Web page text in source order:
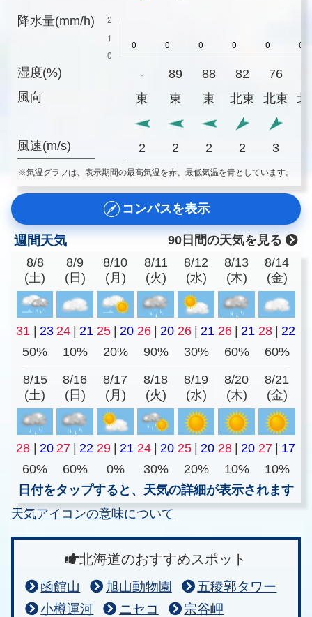
降水量(mm/h)
湿度(%)
風向
風速(m/s)
- 89 88 82 76
東
東 東 北東 北東 北
2 2 2 2 3
※気温グラフは、表示期間の最高気温を赤、最低気温を青としています。
コンパスを表示
週間天気
90日間の天気を見る
8/8
(土)
8/9
(日)
8/10
(月)
8/11
(火)
8/12
(水)
8/13
(木)
8/14
(金)
31 | 23 24 | 21 25 | 20 26 | 20 26 | 21 26 | 21 28 | 22
50%
10% 20% 90% 30% 60% 60%
8/15
(土)
8/16
(日)
8/17
(月)
8/18
(火)
8/19
(水)
8/20
(木)
8/21
(金)
28 | 20 27 | 22 29 | 21 24 | 20 25 | 20 28 | 20 27 | 17
60%
60% 0% 30% 20% 10%
10%
日付をタップすると、天気の詳細が表示されます
天気アイコンの意味について
北海道のおすすめスポット
函館山 旭山動物園
五稜郭タワー
小樽運河
ニセコ
宗谷岬